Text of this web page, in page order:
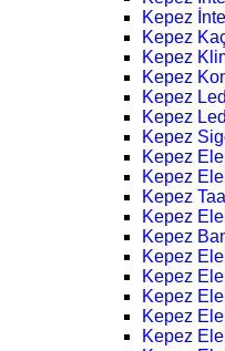
Kepez
Kepez
Kepez
Kepez
Kepez
Kepez
Kepez
Kepez
Kepez
Kepez
Kepez
Kepez
Kepez
Kepez
Kepez
Kepez
Kepez